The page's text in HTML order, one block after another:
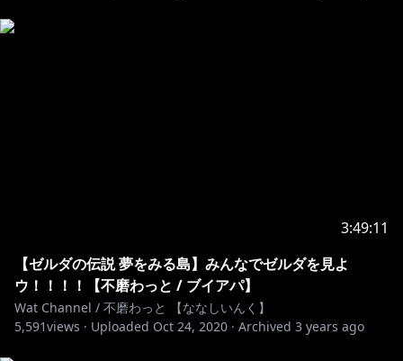
#Vtuber #バーチャルYoutuber
3:49:11
【ゼルダの伝説 夢をみる島】みんなでゼルダを見よ
ウ！！！！【不磨わっと / ブイアパ】
Wat Channel / 不磨わっと 【ななしいんく】
5,591views · Uploaded Oct 24, 2020 · Archived 3 years ago